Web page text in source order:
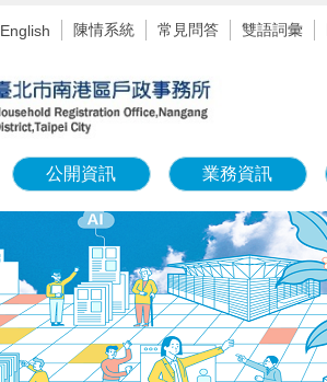
English 陳情系統 常見問答 雙語詞彙
公開資訊 業務資訊